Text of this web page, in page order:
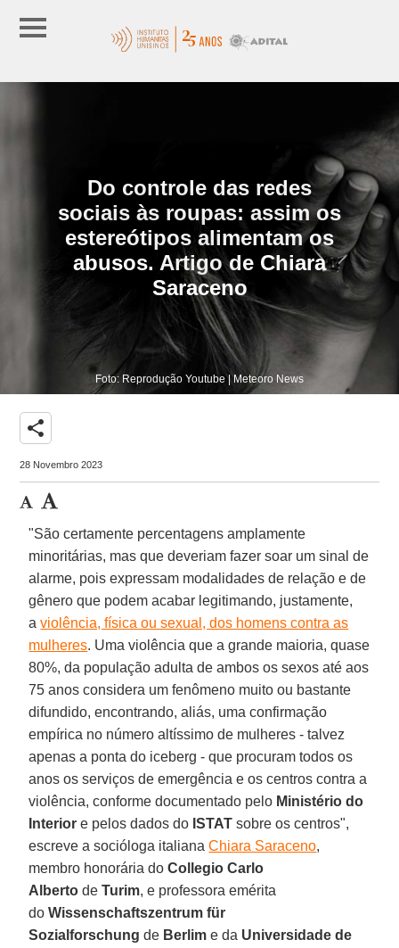
Do controle das redes
sociais às roupas: assim os
estereótipos alimentam os
abusos. Artigo de Chiara
Saraceno
Foto: Reprodução Youtube | Meteoro News
share
28 Novembro 2023
"São certamente percentagens amplamente
minoritárias, mas que deveriam fazer soar um sinal de
alarme, pois expressam modalidades de relação e de
gênero que podem acabar legitimando, justamente,
aviolência, física ou sexual, dos homens contra as
mulheres. Uma violência que a grande maioria, quase
80%, da população adulta de ambos os sexos até aos
75 anos considera um fenômeno muito ou bastante
difundido, encontrando, aliás, uma confirmação
empírica no número altíssimo de mulheres - talvez
apenas a ponta do iceberg - que procuram todos os
anos os serviços de emergência e os centros contra a
violência, conforme documentado pelo Ministério do
Interior e pelos dados do ISTAT sobre os centros",
escreve a socióloga italianaChiara Saraceno,
membro honorária doCollegio Carlo
Alberto deTurim, e professora emérita
doWissenschaftszentrum für
Sozialforschung de Berlim e da Universidade de